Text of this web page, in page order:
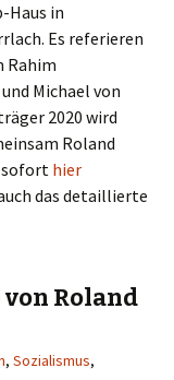
Haus in
Es referieren
Rahim
Michael von
2020 wird
Roland
sofort hier
das detaillierte
Roland
, Sozialismus,